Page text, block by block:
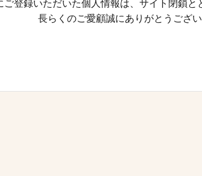
ご登録いただいた個人情報は、サイト閉鎖と
長らくのご愛顧誠にありがとうござい